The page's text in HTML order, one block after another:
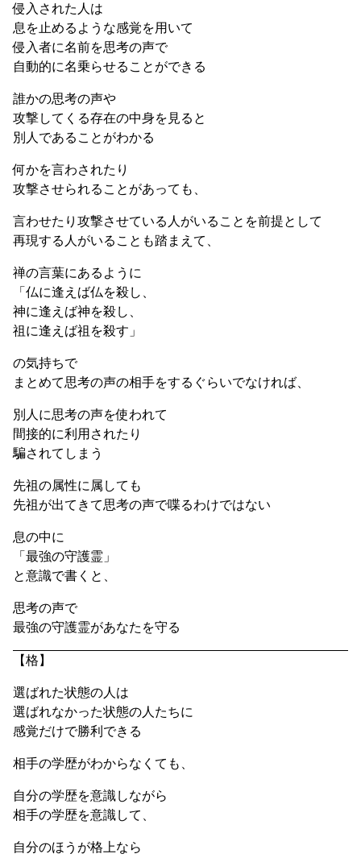
侵入された人は
息を止めるような感覚を用いて
侵入者に名前を思考の声で
自動的に名乗らせることができる
誰かの思考の声や
攻撃してくる存在の中身を見ると
別人であることがわかる
何かを言わされたり
攻撃させられることがあっても、
言わせたり攻撃させている人がいることを前提として
再現する人がいることも踏まえて、
禅の言葉にあるように
「仏に逢えば仏を殺し、
神に逢えば神を殺し、
祖に逢えば祖を殺す」
の気持ちで
まとめて思考の声の相手をするぐらいでなければ、
別人に思考の声を使われて
間接的に利用されたり
騙されてしまう
先祖の属性に属しても
先祖が出てきて思考の声で喋るわけではない
息の中に
「最強の守護霊」
と意識で書くと、
思考の声で
最強の守護霊があなたを守る
【格】
選ばれた状態の人は
選ばれなかった状態の人たちに
感覚だけで勝利できる
相手の学歴がわからなくても、
自分の学歴を意識しながら
相手の学歴を意識して、
自分のほうが格上なら